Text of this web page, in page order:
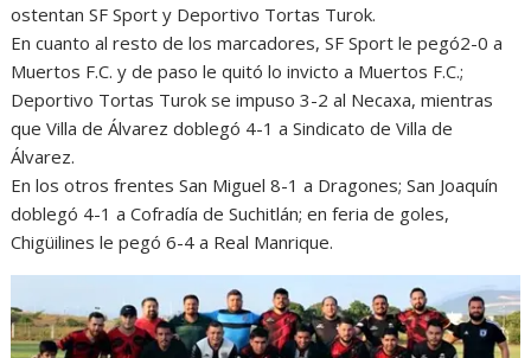
ostentan SF Sport y Deportivo Tortas Turok.
En cuanto al resto de los marcadores, SF Sport le pegó2-0 a
Muertos F.C. y de paso le quitó lo invicto a Muertos F.C.;
Deportivo Tortas Turok se impuso 3-2 al Necaxa, mientras
que Villa de Álvarez doblegó 4-1 a Sindicato de Villa de
Álvarez.
En los otros frentes San Miguel 8-1 a Dragones; San Joaquín
doblegó 4-1 a Cofradía de Suchitlán; en feria de goles,
Chigüilines le pegó 6-4 a Real Manrique.